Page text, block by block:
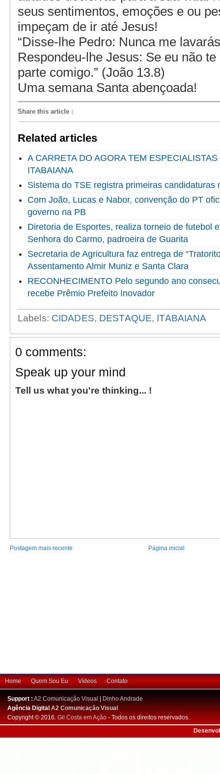
seus sentimentos, emoções e ou
impeçam de ir até Jesus!
“Disse-lhe Pedro: Nunca me
Respondeu-lhe Jesus: Se eu não
parte comigo.” (João 13.8)
Uma semana Santa abençoada!
Share this article :
Related articles
A CARRETA DO AGORA TEM
ITABAIANA
Sistema do TSE registra primeiras candidaturas
Com João, Lucas e Nabor, convenção do PT
governo na PB
Diretoria de Esportes, realiza torneio de futebol
Senhora do Carmo, padroeira de Guarita
Secretaria de Agricultura faz entrega de
Assentamento Almir Muniz e Santa Clara
RECONHECIMENTO Pelo segundo ano
recebe Prêmio Prefeito Inovador
Labels: CIDADES, DESTAQUE, ITABAIANA
0 comments:
Speak up your mind
Tell us what you're thinking... !
Postagem mais recente Página inicial
Home Quem Sou Eu Vídeos Contato
Support : A2 Comunicação Visual
Dinho Andrade
Agência DigitalA2 Comunicação Visual
Copyright © 2016. Gil Costa em Ação - Todos os direitos reservados.